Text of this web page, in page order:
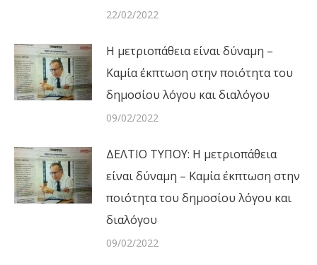
22/02/2022
Η μετριοπάθεια είναι δύναμη –
Καμία έκπτωση στην ποιότητα του
δημοσίου λόγου και διαλόγου
09/02/2022
ΔΕΛΤΙΟ ΤΥΠΟΥ: Η μετριοπάθεια
είναι δύναμη – Καμία έκπτωση στην
ποιότητα του δημοσίου λόγου και
διαλόγου
09/02/2022